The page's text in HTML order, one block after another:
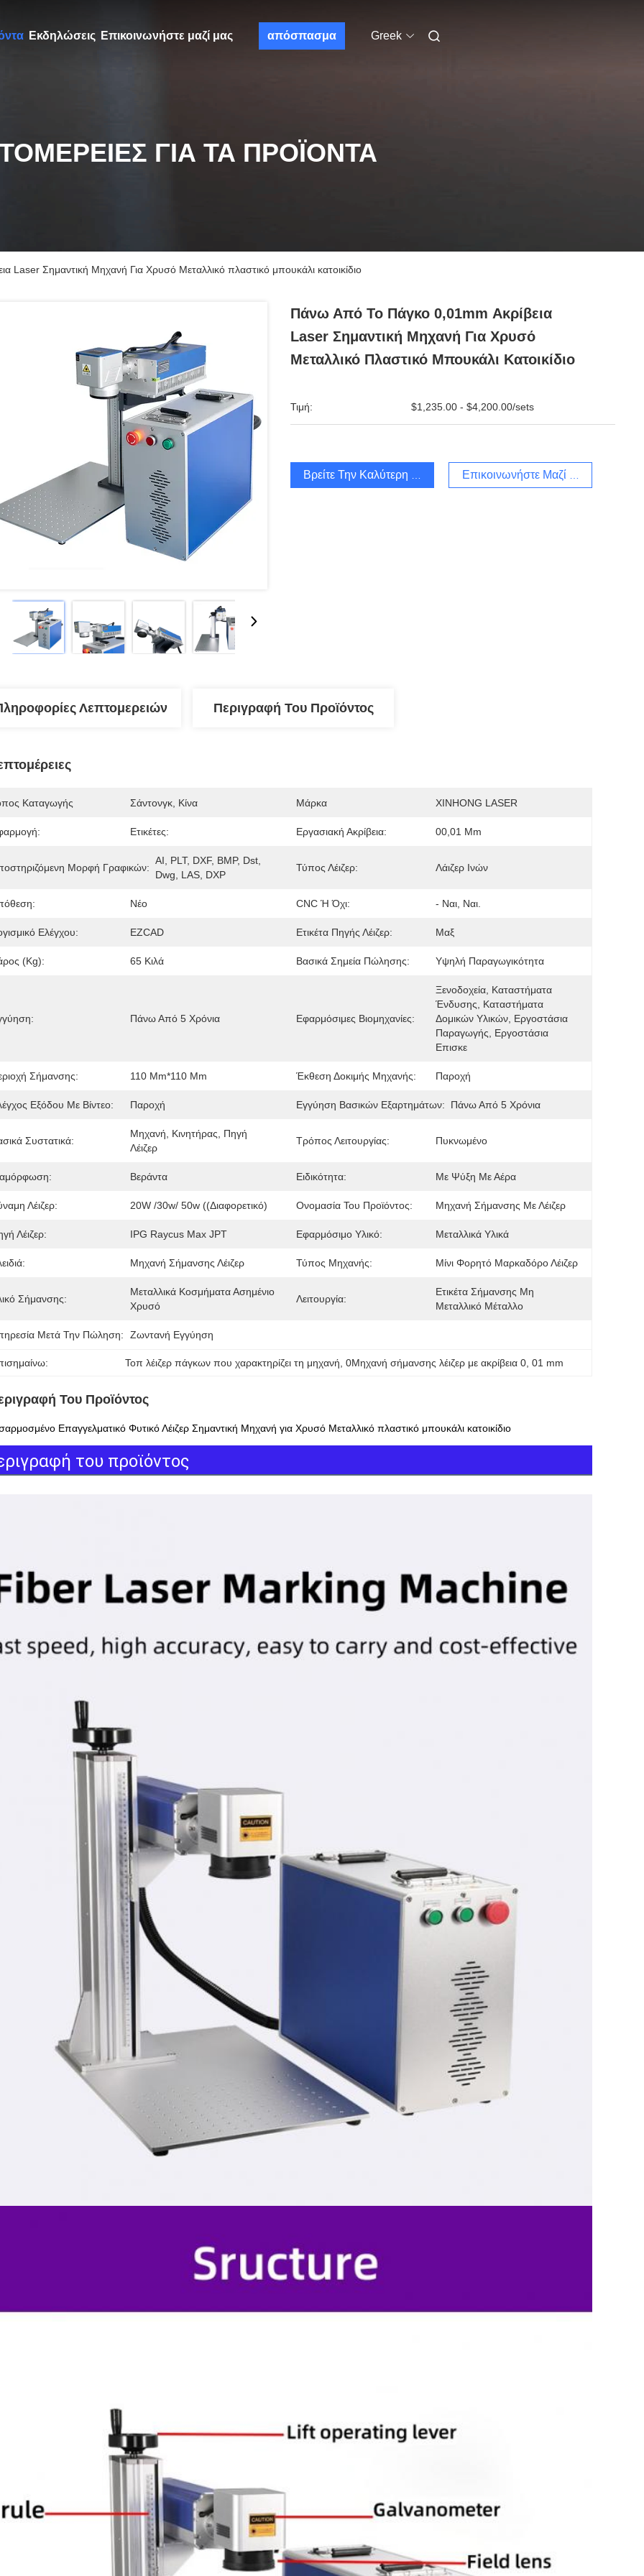
Εκδηλώσεις Επικοινωνήστε μαζί μας απόσπασμα Greek
ΓΙΑ ΤΑ ΠΡΟΪΌΝΤΑ
Laser Σημαντική Μηχανή Για Χρυσό Μεταλλικό πλαστικό μπουκάλι κατοικίδιο
Πάνω Από Το Πάγκο 0,01mm Ακρίβεια
Laser Σημαντική Μηχανή Για Χρυσό
Μεταλλικό Πλαστικό Μπουκάλι Κατοικίδιο
Τιμή: $1,235.00 - $4,200.00/sets
Βρείτε Την Καλύτερη Τιμή Επικοινωνήστε Μαζί Μας
Λεπτομερειών Περιγραφή Του Προϊόντος
Καταγωγής Σάντονγκ, Κίνα Μάρκα XINHONG LASER
Ετικέτες: Εργασιακή Ακρίβεια: 00,01 Mm
Μορφή Γραφικών:
ΑΙ, PLT, DXF, BMP, Dst,
Dwg, LAS, DXP
Τύπος Λέιζερ: Λάιζερ Ινών
Νέο CNC Ή Όχι: - Ναι, Ναι.
Ελέγχου: EZCAD Ετικέτα Πηγής Λέιζερ: Μαξ
(kg): 65 Κιλά Βασικά Σημεία Πώλησης: Υψηλή Παραγωγικότητα
Πάνω Από 5 Χρόνια Εφαρμόσιμες Βιομηχανίες:
Ξενοδοχεία, Καταστήματα
Ένδυσης, Καταστήματα
Δομικών Υλικών, Εργοστάσια
Παραγωγής, Εργοστάσια
Επισκε
Σήμανσης: 110 Mm*110 Mm Έκθεση Δοκιμής Μηχανής: Παροχή
Εξόδου Με Βίντεο: Παροχή Εγγύηση Βασικών Εξαρτημάτων: Πάνω Από 5 Χρόνια
Συστατικά:
Μηχανή, Κινητήρας, Πηγή
Λέιζερ
Τρόπος Λειτουργίας: Πυκνωμένο
Βεράντα Ειδικότητα: Με Ψύξη Με Αέρα
Λέιζερ: 20W /30w/ 50w ((Διαφορετικό) Ονομασία Του Προϊόντος: Μηχανή Σήμανσης Με Λέιζερ
Λέιζερ: IPG Raycus Max JPT Εφαρμόσιμο Υλικό: Μεταλλικά Υλικά
Μηχανή Σήμανσης Λέιζερ Τύπος Μηχανής: Μίνι Φορητό Μαρκαδόρο Λέιζερ
Σήμανσης:
Μεταλλικά Κοσμήματα Ασημένιο
Χρυσό
Λειτουργία:
Ετικέτα Σήμανσης Μη
Μεταλλικό Μέταλλο
Μετά Την Πώληση: Ζωντανή Εγγύηση
Τοπ λέιζερ πάγκων που χαρακτηρίζει τη μηχανή , 0Μηχανή σήμανσης λέιζερ με ακρίβεια 0 , 01 mm
Του Προϊόντος
Επαγγελματικό Φυτικό Λέιζερ Σημαντική Μηχανή για Χρυσό Μεταλλικό πλαστικό μπουκάλι κατοικίδιο
του προϊόντος